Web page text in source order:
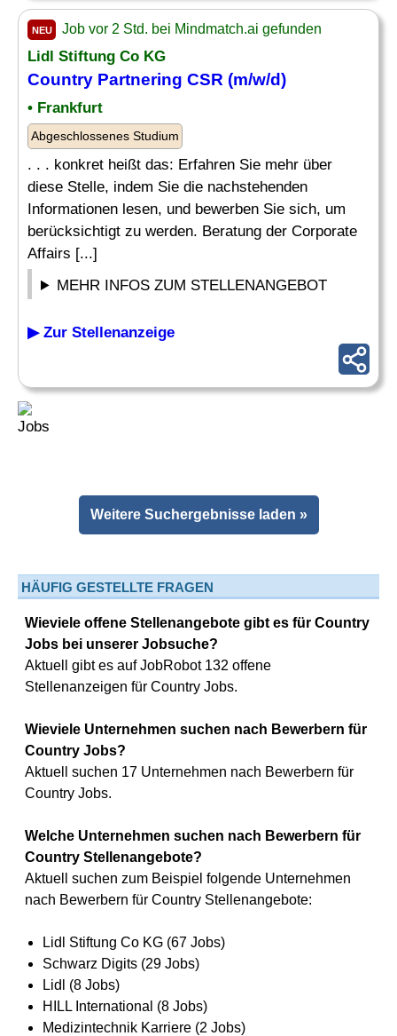
NEU Job vor 2 Std. bei Mindmatch.ai gefunden
Lidl Stiftung Co KG
Country Partnering CSR (m/w/d)
• Frankfurt
Abgeschlossenes Studium
. . . konkret heißt das: Erfahren Sie mehr über
diese Stelle, indem Sie die nachstehenden
Informationen lesen, und bewerben Sie sich, um
berücksichtigt zu werden. Beratung der Corporate
Affairs [...]
MEHR INFOS ZUM STELLENANGEBOT
▶ Zur Stellenanzeige
Weitere Suchergebnisse laden »
HÄUFIG GESTELLTE FRAGEN
Wieviele offene Stellenangebote gibt es für Country
Jobs bei unserer Jobsuche?
Aktuell gibt es auf JobRobot 132 offene
Stellenanzeigen für Country Jobs.
Wieviele Unternehmen suchen nach Bewerbern für
Country Jobs?
Aktuell suchen 17 Unternehmen nach Bewerbern für
Country Jobs.
Welche Unternehmen suchen nach Bewerbern für
Country Stellenangebote?
Aktuell suchen zum Beispiel folgende Unternehmen
nach Bewerbern für Country Stellenangebote:
Lidl Stiftung Co KG (67 Jobs)
Schwarz Digits (29 Jobs)
Lidl (8 Jobs)
HILL International (8 Jobs)
Medizintechnik Karriere (2 Jobs)